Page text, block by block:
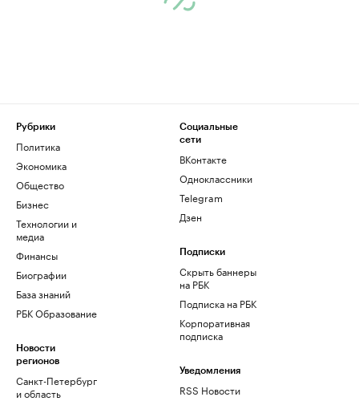
Рубрики
Политика
Экономика
Общество
Бизнес
Технологии и
медиа
Финансы
Биографии
База знаний
РБК Образование
Новости
регионов
Санкт-Петербург
и область
Социальные
сети
ВКонтакте
Одноклассники
Telegram
Дзен
Подписки
Скрыть баннеры
на РБК
Подписка на РБК
Корпоративная
подписка
Уведомления
RSS Новости